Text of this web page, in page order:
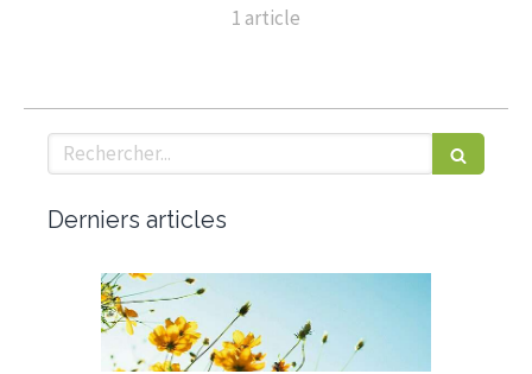
1 article
Rechercher
Derniers articles